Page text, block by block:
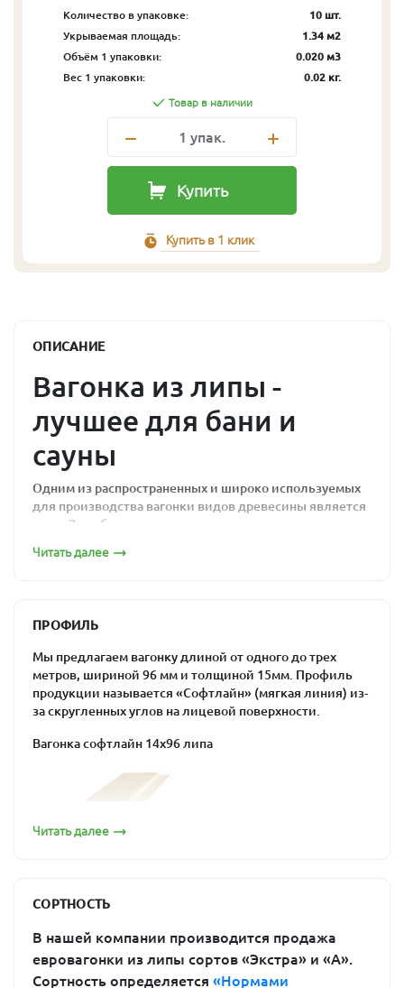
Количество в упаковке:
10 шт.
Укрываемая площадь:
1.34 м2
Объём 1 упаковки:
0.020 м3
Вес 1 упаковки:
0.02 кг.
Товар в наличии
1 упак.
Купить
Купить в 1 клик
ОПИСАНИЕ
Вагонка из липы -
лучшее для бани и
сауны
Одним из распространенных и широко используемых
для производства вагонки видов древесины является
липа. Это объясняется наличием у древесины липы
эфирные масла;
способность поддерживать в помещении
оптимальную влажность, выдерживать
перепады температур, противостоять гниению.
содержит смолу и полезна для здоровья человека.
душевой или парной. При потемнении можно легко
восстановить ее изначальный внешний вид путем
бани, пора задуматься о приобретении материала для
можете в компании «ПримаЛес». Предлагаемые
изделия производятся на современном оборудовании
по новейшим технологиям, поэтому соответствуют
Читать далее
ПРОФИЛЬ
Мы предлагаем вагонку длиной от одного до трех
метров, шириной 96 мм и толщиной 15мм. Профиль
продукции называется «Софтлайн» (мягкая линия) из-
за скругленных углов на лицевой поверхности.
Вагонка софтлайн 14х96 липа
Читать далее
СОРТНОСТЬ
В нашей компании производится продажа
евровагонки из липы сортов «Экстра» и «А».
Сортность определяется «Нормами